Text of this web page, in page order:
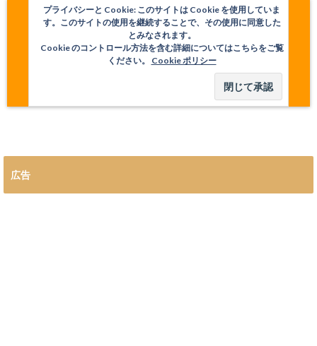
プライバシーと Cookie: このサイトは Cookie を使用していま
す。このサイトの使用を継続することで、その使用に同意した
とみなされます。
Cookie のコントロール方法を含む詳細についてはこちらをご覧
ください。 Cookie ポリシー
広告